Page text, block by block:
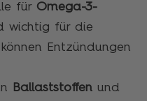
für Omega-3-
wichtig für die
Entzündungen
Ballaststoffen und